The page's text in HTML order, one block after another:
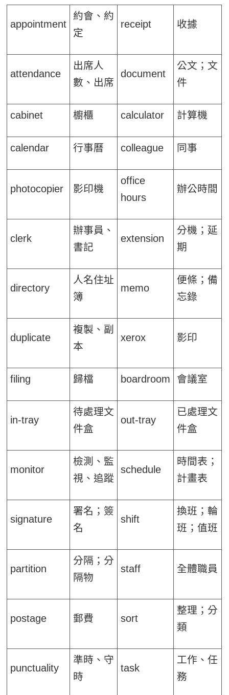
appointment
約會、約
定
receipt 收據
attendance
出席人
數、出席
document
公文；文
件
cabinet 櫥櫃 calculator 計算機
calendar 行事曆 colleague 同事
photocopier 影印機
office
hours
辦公時間
clerk
辦事員、
書記
extension
分機；延
期
directory
人名住址
簿
memo
便條；備
忘錄
duplicate
複製、副
本
xerox 影印
filing 歸檔 boardroom 會議室
in-tray
待處理文
件盒
out-tray
已處理文
件盒
monitor
檢測、監
視、追蹤
schedule
時間表；
計畫表
signature
署名；簽
名
shift
換班；輪
班；值班
partition
分隔；分
隔物
staff 全體職員
postage 郵費 sort
整理；分
類
punctuality
準時、守
時
task
工作、任
務